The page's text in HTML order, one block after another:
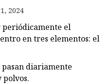
2024
periódicamente el
en tres elementos: el
diariamente
polvos.